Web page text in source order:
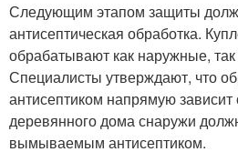
Следующим этапом защиты
антисептическая обработка.
обрабатывают как наружные,
Специалисты утверждают, что
антисептиком напрямую
деревянного дома снаружи
вымываемым антисептиком.